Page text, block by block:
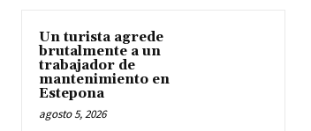
Un turista agrede
brutalmente a un
trabajador de
mantenimiento en
Estepona
agosto 5, 2026